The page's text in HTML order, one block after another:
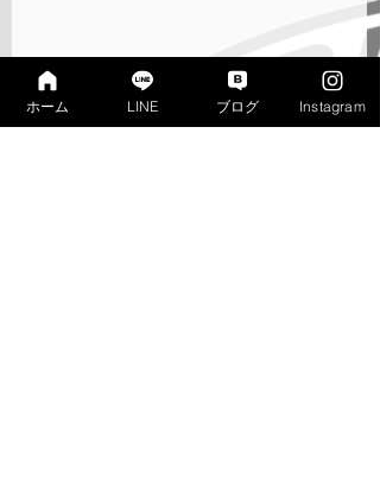
📆寺子屋の夏休みカレンダーはこちら
ホーム LINE ブログ Instagram